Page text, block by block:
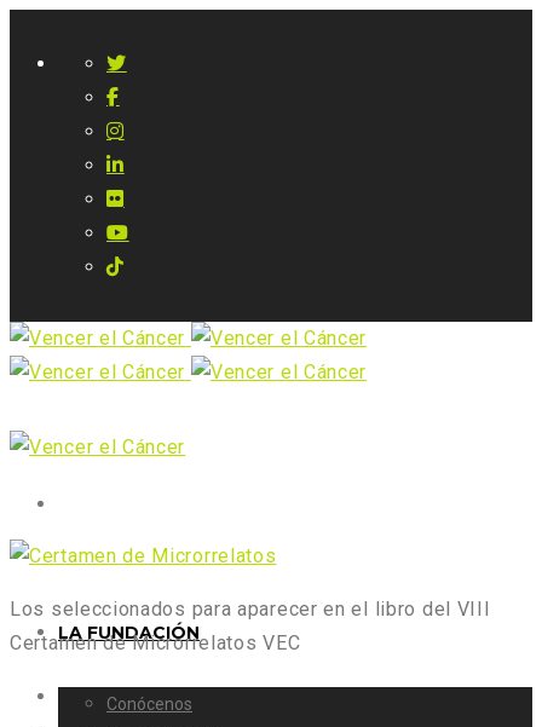
LA FUNDACIÓN
Conócenos
Los seleccionados para aparecer en el libro del VIII
Certamen de Microrrelatos VEC